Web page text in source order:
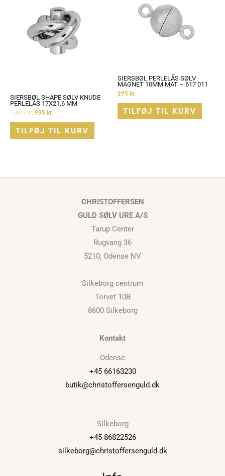
SIERSBØL SHAPE SØLV KNUDE
PERLELÅS 17X21,6 MM
1.495kr. 995 kr.
TILFØJ TIL KURV
SIERSBØL PERLELÅS SØLV
MAGNET 10MM MAT – 617 011
295 kr.
TILFØJ TIL KURV
CHRISTOFFERSEN
GULD SØLV URE A/S
Tarup Center
Rugvang 36
5210, Odense NV
Silkeborg centrum
Torvet 10B
8600 Silkeborg
Kontakt
Odense
+45 66163230
butik@christoffersenguld.dk
Silkeborg
+45 86822526
silkeborg@christoffersenguld.dk